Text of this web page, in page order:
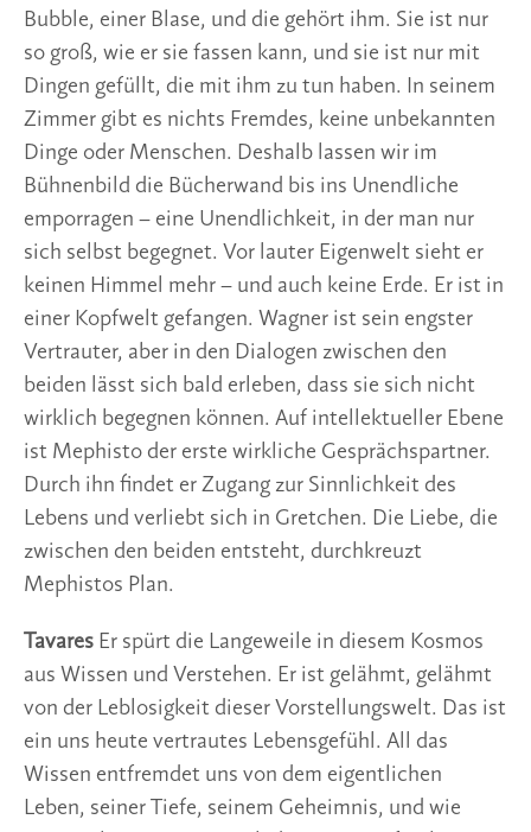
Bubble, einer Blase, und die gehört ihm. Sie ist nur
so groß, wie er sie fassen kann, und sie ist nur mit
Dingen gefüllt, die mit ihm zu tun haben. In seinem
Zimmer gibt es nichts Fremdes, keine unbekannten
Dinge oder Menschen. Deshalb lassen wir im
Bühnenbild die Bücherwand bis ins Unendliche
emporragen – eine Unendlichkeit, in der man nur
sich selbst begegnet. Vor lauter Eigenwelt sieht er
keinen Himmel mehr – und auch keine Erde. Er ist in
einer Kopfwelt gefangen. Wagner ist sein engster
Vertrauter, aber in den Dialogen zwischen den
beiden lässt sich bald erleben, dass sie sich nicht
wirklich begegnen können. Auf intellektueller Ebene
ist Mephisto der erste wirkliche Gesprächspartner.
Durch ihn findet er Zugang zur Sinnlichkeit des
Lebens und verliebt sich in Gretchen. Die Liebe, die
zwischen den beiden entsteht, durchkreuzt
Mephistos Plan.
Tavares Er spürt die Langeweile in diesem Kosmos
aus Wissen und Verstehen. Er ist gelähmt, gelähmt
von der Leblosigkeit dieser Vorstellungswelt. Das ist
ein uns heute vertrautes Lebensgefühl. All das
Wissen entfremdet uns von dem eigentlichen
Leben, seiner Tiefe, seinem Geheimnis, und wie